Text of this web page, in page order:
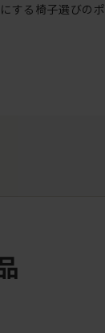
する椅子選びのポ